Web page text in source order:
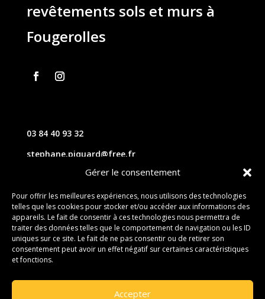
Gérer le consentement
Pour offrir les meilleures expériences, nous utilisons des technologies
telles que les cookies pour stocker et/ou accéder aux informations des
appareils. Le fait de consentir à ces technologies nous permettra de
traiter des données telles que le comportement de navigation ou les ID
uniques sur ce site. Le fait de ne pas consentir ou de retirer son
consentement peut avoir un effet négatif sur certaines caractéristiques
et fonctions.
Accepter
revêtements sols et murs à
Fougerolles
03 84 40 93 32
stephane.piquard@free.fr
61 les chavannes – 70220 FOUGEROLLES
Contact